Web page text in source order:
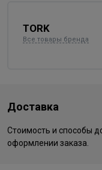
TORK
Все товары бренда
Доставка
Стоимость и способы
оформлении заказа.